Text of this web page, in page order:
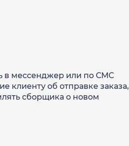
в мессенджер или по СМС
клиенту об отправке заказа,
сборщика о новом